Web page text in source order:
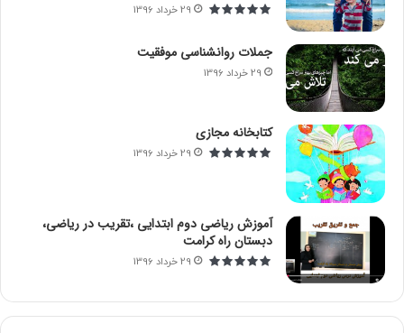
29 خرداد 1396
جملات روانشناسی موفقیت
29 خرداد 1396
کتابخانه مجازی
29 خرداد 1396
آموزش ریاضی دوم ابتدایی ،تقریب در ریاضی،
دبستان راه کرامت
29 خرداد 1396